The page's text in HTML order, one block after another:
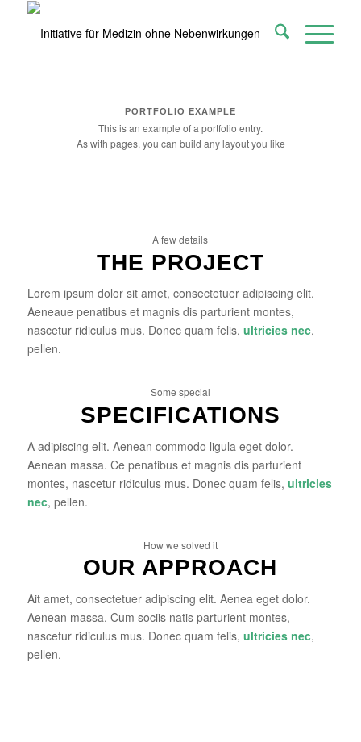
PORTFOLIO EXAMPLE
This is an example of a portfolio entry.
As with pages, you can build any layout you like
A few details
THE PROJECT
Lorem ipsum dolor sit amet, consectetuer adipiscing elit.
Aeneaue penatibus et magnis dis parturient montes,
nascetur ridiculus mus. Donec quam felis, ultricies nec,
pellen.
Some special
SPECIFICATIONS
A adipiscing elit. Aenean commodo ligula eget dolor.
Aenean massa. Ce penatibus et magnis dis parturient
montes, nascetur ridiculus mus. Donec quam felis, ultricies
nec, pellen.
How we solved it
OUR APPROACH
Ait amet, consectetuer adipiscing elit. Aenea eget dolor.
Aenean massa. Cum sociis natis parturient montes,
nascetur ridiculus mus. Donec quam felis, ultricies nec,
pellen.